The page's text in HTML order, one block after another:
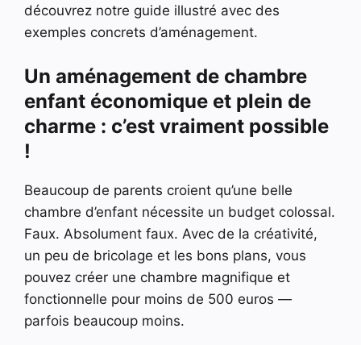
découvrez notre guide illustré avec des
exemples concrets d’aménagement.
Un aménagement de chambre
enfant économique et plein de
charme : c’est vraiment possible
!
Beaucoup de parents croient qu’une belle
chambre d’enfant nécessite un budget colossal.
Faux. Absolument faux. Avec de la créativité,
un peu de bricolage et les bons plans, vous
pouvez créer une chambre magnifique et
fonctionnelle pour moins de 500 euros —
parfois beaucoup moins.